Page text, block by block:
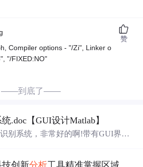
Compiler options - "/Zi", Linker o
"/FIXED:NO"
赞
——到底了——
.doc【GUI设计Matlab】
别系统，非常好的啊!带有GUI界
创新分析工具精准掌握区域创新要素分布与产业链融合现状？.docx